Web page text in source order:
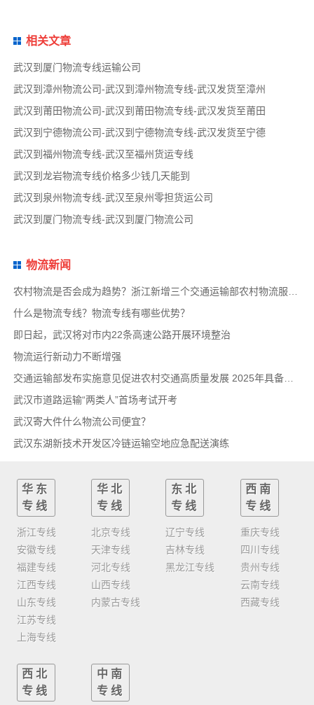
相关文章
武汉到厦门物流专线运输公司
武汉到漳州物流公司-武汉到漳州物流专线-武汉发货至漳州
武汉到莆田物流公司-武汉到莆田物流专线-武汉发货至莆田
武汉到宁德物流公司-武汉到宁德物流专线-武汉发货至宁德
武汉到福州物流专线-武汉至福州货运专线
武汉到龙岩物流专线价格多少钱几天能到
武汉到泉州物流专线-武汉至泉州零担货运公司
武汉到厦门物流专线-武汉到厦门物流公司
物流新闻
什么是物流专线？物流专线有哪些优势？
即日起，武汉将对市内22条高速公路开展环境整治
物流运行新动力不断增强
交通运输部发布实施意见促进农村交通高质量发展 2025年具备条件建制村基本通物流快递
武汉市道路运输“两类人”首场考试开考
武汉寄大件什么物流公司便宜？
武汉东湖新技术开发区冷链运输空地应急配送演练
华东
专线
浙江专线
安徽专线
福建专线
江西专线
山东专线
江苏专线
上海专线
华北
专线
北京专线
天津专线
河北专线
山西专线
内蒙古专线
东北
专线
辽宁专线
吉林专线
黑龙江专线
西南
专线
重庆专线
四川专线
贵州专线
云南专线
西藏专线
西北
专线
中南
专线